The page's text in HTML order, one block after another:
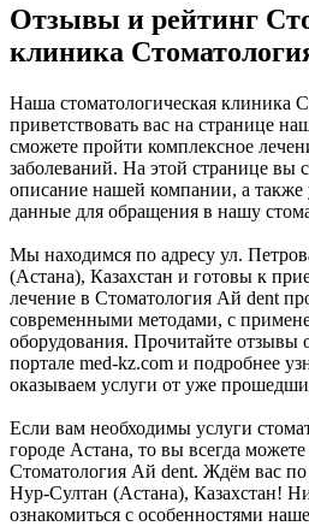
Отзывы и рейтинг
клиника
Наша стоматологическая клиника
приветствовать вас на странице
сможете пройти комплексное
заболеваний. На этой странице вы
описание нашей компании, а также
данные для обращения в нашу
Мы находимся по адресу ул.
(Астана), Казахстан и готовы к
лечение в Стоматология Ай dent
современными методами, с
оборудования. Прочитайте отзывы
портале med-kz.com и подробнее
оказываем услуги от уже
Если вам необходимы услуги
городе Астана, то вы всегда можете
Стоматология Ай dent. Ждём вас по
Нур-Султан (Астана), Казахстан!
ознакомиться с особенностями